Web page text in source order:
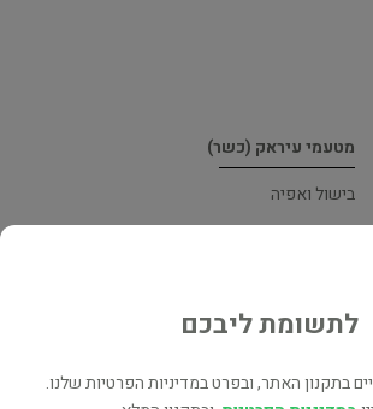
מטעמי עיראק (כשר)
בישול ואפיה
לתשומת ליבכם
בתקנון האתר, ובפרט במדיניות הפרטיות שלנו.